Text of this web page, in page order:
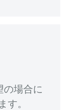
の場合に
す。